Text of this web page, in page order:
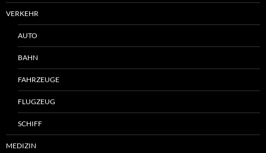
VERKEHR
AUTO
BAHN
FAHRZEUGE
FLUGZEUG
SCHIFF
MEDIZIN